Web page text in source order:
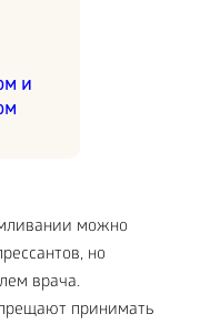
и
можно
но
врача.
принимать